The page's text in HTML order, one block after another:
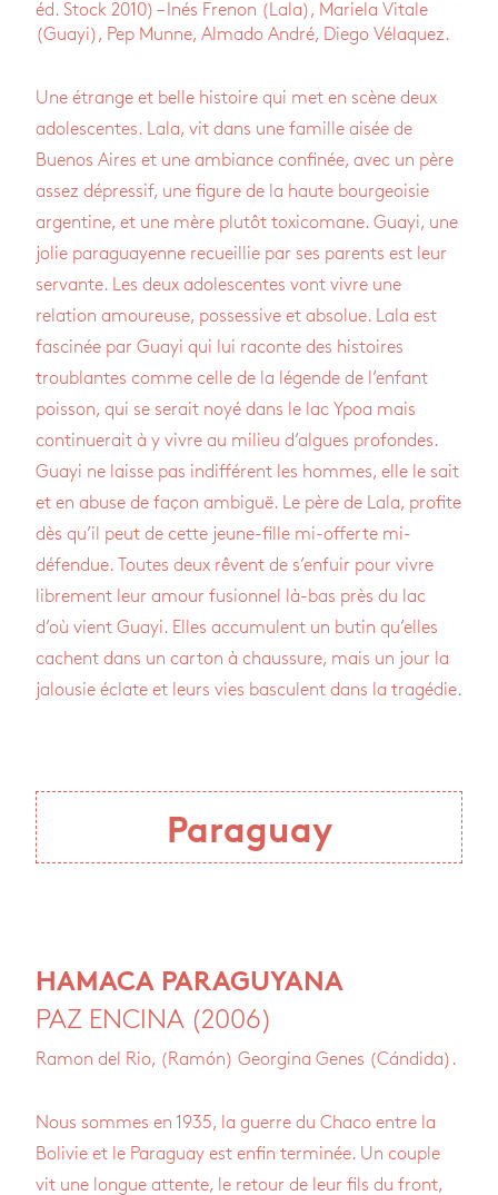
éd. Stock 2010) – Inés Frenon (Lala), Mariela Vitale
(Guayi), Pep Munne, Almado André, Diego Vélaquez.
Une étrange et belle histoire qui met en scène deux
adolescentes. Lala, vit dans une famille aisée de
Buenos Aires et une ambiance confinée, avec un père
assez dépressif, une figure de la haute bourgeoisie
argentine, et une mère plutôt toxicomane. Guayi, une
jolie paraguayenne recueillie par ses parents est leur
servante. Les deux adolescentes vont vivre une
relation amoureuse, possessive et absolue. Lala est
fascinée par Guayi qui lui raconte des histoires
troublantes comme celle de la légende de l’enfant
poisson, qui se serait noyé dans le lac Ypoa mais
continuerait à y vivre au milieu d’algues profondes.
Guayi ne laisse pas indifférent les hommes, elle le sait
et en abuse de façon ambiguë. Le père de Lala, profite
dès qu’il peut de cette jeune-fille mi-offerte mi-
défendue. Toutes deux rêvent de s’enfuir pour vivre
librement leur amour fusionnel là-bas près du lac
d’où vient Guayi. Elles accumulent un butin qu’elles
cachent dans un carton à chaussure, mais un jour la
jalousie éclate et leurs vies basculent dans la tragédie.
Paraguay
HAMACA PARAGUYANA
PAZ ENCINA (2006)
Ramon del Rio, (Ramón) Georgina Genes (Cándida).
Nous sommes en 1935, la guerre du Chaco entre la
Bolivie et le Paraguay est enfin terminée. Un couple
vit une longue attente, le retour de leur fils du front,